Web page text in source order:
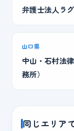
弁護士法人ラ
山口県
中山・石村法
務所）
同じエリア